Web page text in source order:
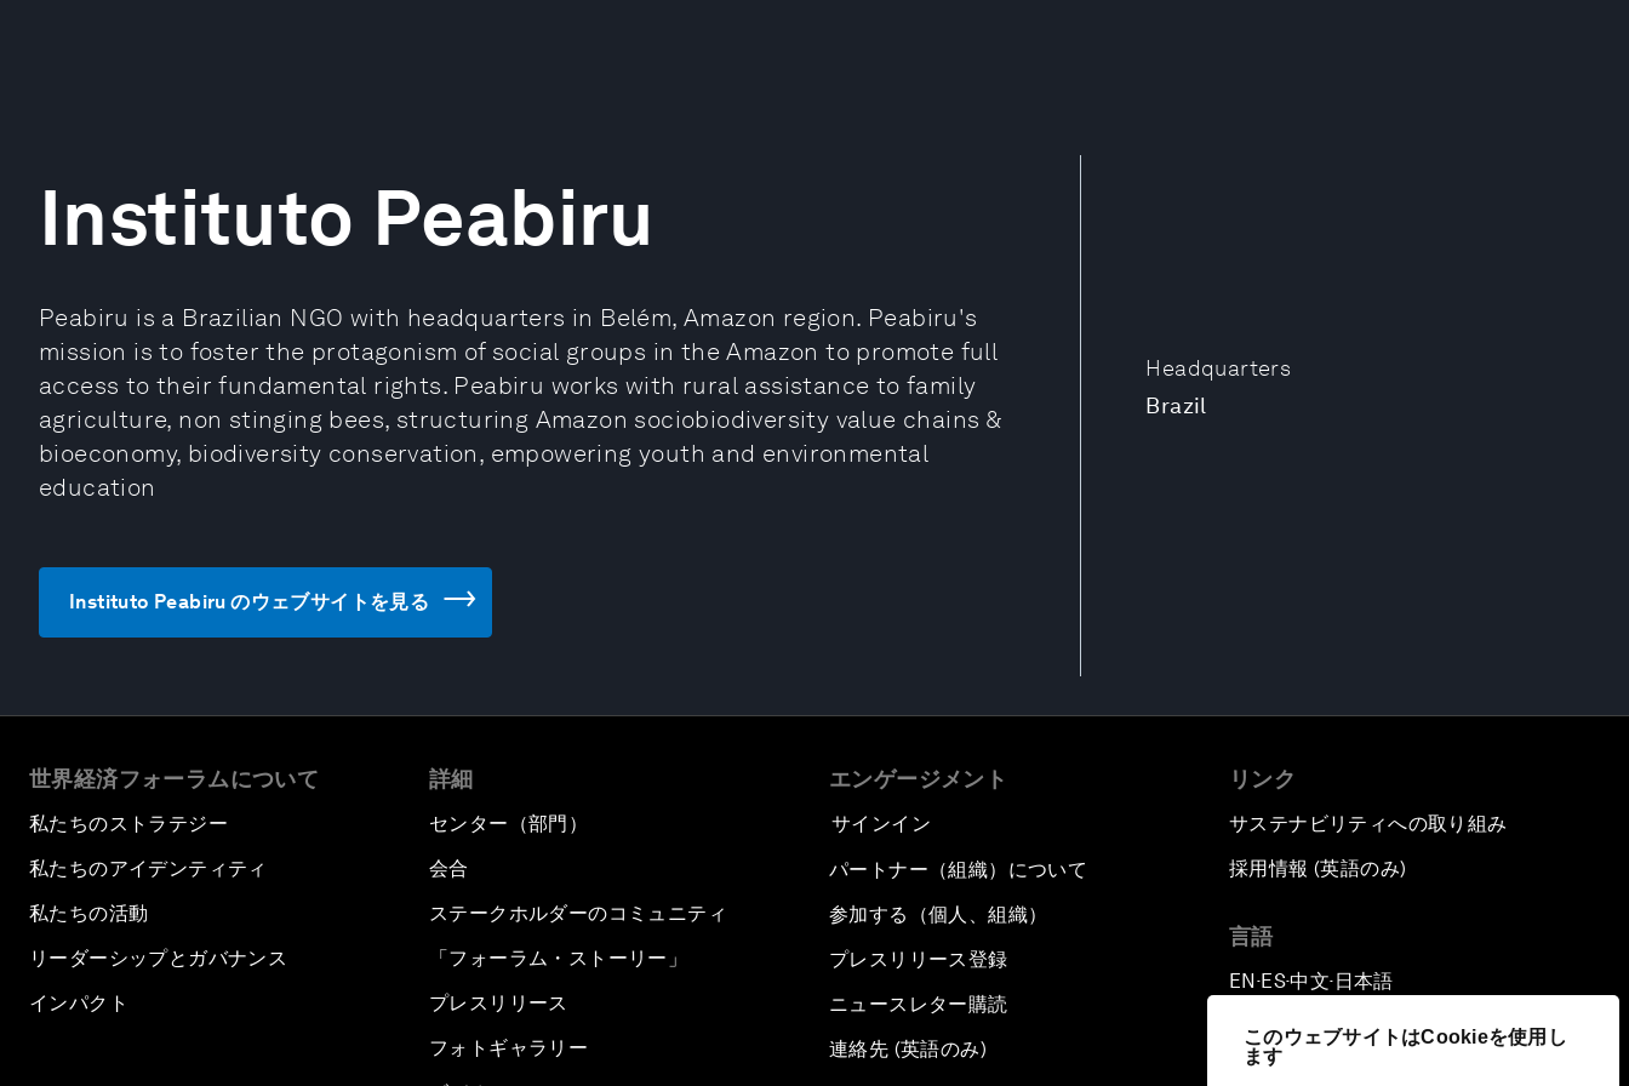
このウェブサイトはCookieを使用し
ます
Headquarters
Brazil
Instituto Peabiru
Peabiru is a Brazilian NGO with headquarters in Belém, Amazon region. Peabiru's
mission is to foster the protagonism of social groups in the Amazon to promote full
access to their fundamental rights. Peabiru works with rural assistance to family
agriculture, non stinging bees, structuring Amazon sociobiodiversity value chains &
bioeconomy, biodiversity conservation, empowering youth and environmental
education
Instituto Peabiru のウェブサイトを見る
世界経済フォーラムについて
私たちのストラテジー
私たちのアイデンティティ
私たちの活動
リーダーシップとガバナンス
インパクト
詳細
センター（部門）
会合
ステークホルダーのコミュニティ
「フォーラム・ストーリー」
プレスリリース
フォトギャラリー
エンゲージメント
サインイン
パートナー（組織）について
参加する（個人、組織）
プレスリリース登録
ニュースレター購読
連絡先 (英語のみ)
リンク
サステナビリティへの取り組み
採用情報 (英語のみ)
言語
EN ▪ES▪中文▪ 日本語